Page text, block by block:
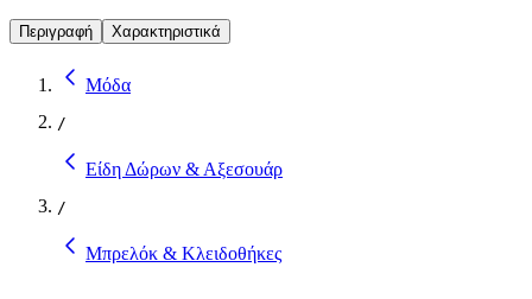
Περιγραφή Χαρακτηριστικά
Μόδα
/
Είδη Δώρων & Αξεσουάρ
/
Μπρελόκ & Κλειδοθήκες